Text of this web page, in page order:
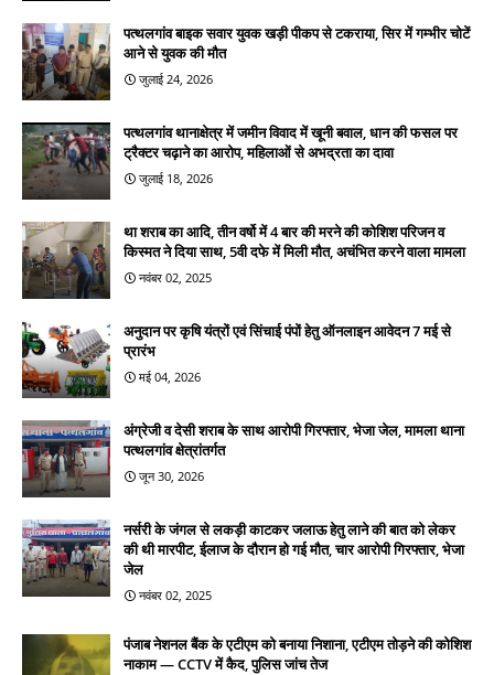
पत्थलगांव बाइक सवार युवक खड़ी पीकप से टकराया, सिर में गम्भीर चोटें
आने से युवक की मौत
जुलाई 24, 2026
पत्थलगांव थानाक्षेत्र में जमीन विवाद में खूनी बवाल, धान की फसल पर
ट्रैक्टर चढ़ाने का आरोप, महिलाओं से अभद्रता का दावा
जुलाई 18, 2026
था शराब का आदि, तीन वर्षो में 4 बार की मरने की कोशिश परिजन व
किस्मत ने दिया साथ, 5वी दफे में मिली मौत, अचंभित करने वाला मामला
नवंबर 02, 2025
अनुदान पर कृषि यंत्रों एवं सिंचाई पंपों हेतु ऑनलाइन आवेदन 7 मई से
प्रारंभ
मई 04, 2026
अंग्रेजी व देसी शराब के साथ आरोपी गिरफ्तार, भेजा जेल, मामला थाना
पत्थलगांव क्षेत्रांतर्गत
जून 30, 2026
नर्सरी के जंगल से लकड़ी काटकर जलाऊ हेतु लाने की बात को लेकर
की थी मारपीट, ईलाज के दौरान हो गई मौत, चार आरोपी गिरफ्तार, भेजा
जेल
नवंबर 02, 2025
पंजाब नेशनल बैंक के एटीएम को बनाया निशाना, एटीएम तोड़ने की कोशिश
नाकाम — CCTV में कैद, पुलिस जांच तेज